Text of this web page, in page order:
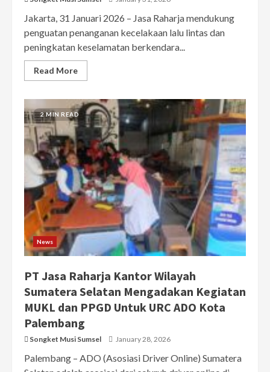
Jakarta, 31 Januari 2026 – Jasa Raharja mendukung
penguatan penanganan kecelakaan lalu lintas dan
peningkatan keselamatan berkendara...
Read More
2 MIN READ
News
PT Jasa Raharja Kantor Wilayah
Sumatera Selatan Mengadakan Kegiatan
MUKL dan PPGD Untuk URC ADO Kota
Palembang
Songket Musi Sumsel January 28, 2026
Palembang – ADO (Asosiasi Driver Online) Sumatera